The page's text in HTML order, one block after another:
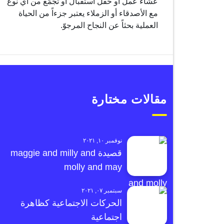
مع الأصدقاء أو الزملاء يعتبر جزءاً من الحياة
العملية بحثاً عن النجاح المرجوّ.
مقالات مختارة
نوفمبر ١٠, ٢٠٢١
قصيدة maggie and milly and
molly and may
سبتمبر ٠٧, ٢٠٢١
الحركات الاجتماعية كظاهرة
اجتماعية